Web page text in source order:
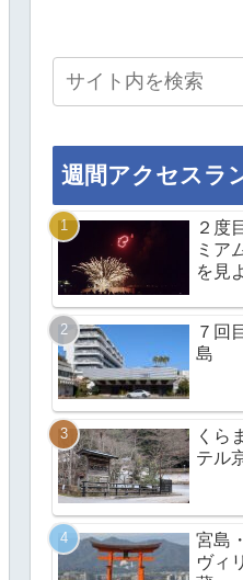
週間アクセスラ
２度
ミア
を見
７回
島
くら
テル
宮島
ヴィ